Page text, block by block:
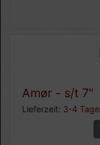
Amør - s/t 7"
Lieferzeit: 3-4 Tage